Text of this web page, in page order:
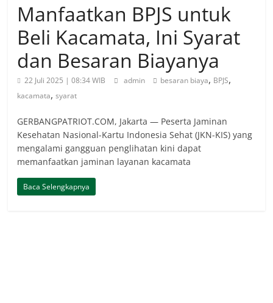
Manfaatkan BPJS untuk
Beli Kacamata, Ini Syarat
dan Besaran Biayanya
22 Juli 2025 | 08:34 WIB admin besaran biaya, BPJS,
kacamata,syarat
GERBANGPATRIOT.COM, Jakarta — Peserta Jaminan
Kesehatan Nasional-Kartu Indonesia Sehat (JKN-KIS) yang
mengalami gangguan penglihatan kini dapat
memanfaatkan jaminan layanan kacamata
Baca Selengkapnya